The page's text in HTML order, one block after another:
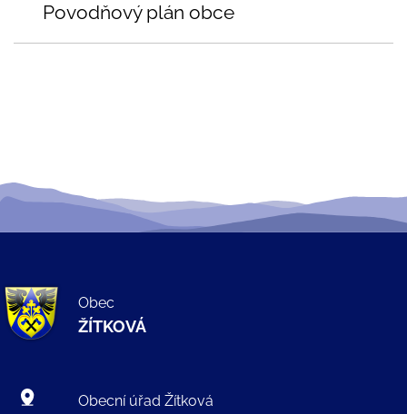
Povodňový plán obce
Obec
ŽÍTKOVÁ
Obecní úřad Žítková